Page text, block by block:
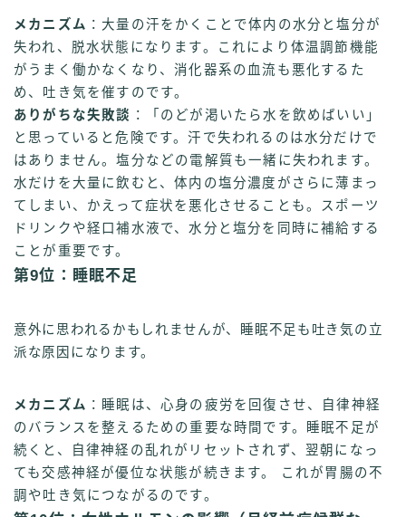
メカニズム ：大量の汗をかくことで体内の水分と塩分が
失われ、脱水状態になります。これにより体温調節機能
がうまく働かなくなり、消化器系の血流も悪化するた
め、吐き気を催すのです。
ありがちな失敗談 ：「のどが渇いたら水を飲めばいい」
と思っていると危険です。汗で失われるのは水分だけで
はありません。塩分などの電解質も一緒に失われます。
水だけを大量に飲むと、体内の塩分濃度がさらに薄まっ
てしまい、かえって症状を悪化させることも。スポーツ
ドリンクや経口補水液で、水分と塩分を同時に補給する
ことが重要です。
第9位：睡眠不足
意外に思われるかもしれませんが、睡眠不足も吐き気の立
派な原因になります。
メカニズム ：睡眠は、心身の疲労を回復させ、自律神経
のバランスを整えるための重要な時間です。睡眠不足が
続くと、自律神経の乱れがリセットされず、翌朝になっ
ても交感神経が優位な状態が続きます。 これが胃腸の不
調や吐き気につながるのです。